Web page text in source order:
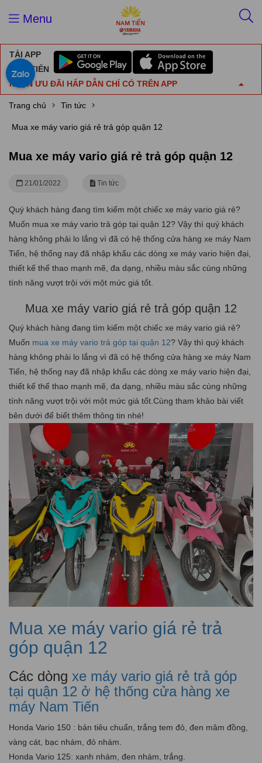
Menu
TẢI APP
NAM TIẾN
NHẬN ƯU ĐÃI HẤP DẪN CHỈ CÓ TRÊN APP
Trang chủ Tin tức
Mua xe máy vario giá rẻ trả góp quận 12
Mua xe máy vario giá rẻ trả góp quận 12
21/01/2022 Tin tức
Quý khách hàng đang tìm kiếm một chiếc xe máy vario giá rẻ?
Muốn mua xe máy vario trả góp tại quận 12? Vậy thì quý khách
hàng không phải lo lắng vì đã có hệ thống cửa hàng xe máy Nam
Tiến, hệ thống nay đã nhập khẩu các dòng xe máy vario hiện đại,
thiết kế thể thao mạnh mẽ, đa dạng, nhiều màu sắc cùng những
tính năng vượt trội với một mức giá tốt.
Mua xe máy vario giá rẻ trả góp quận 12
Quý khách hàng đang tìm kiếm một chiếc xe máy vario giá rẻ?
Muốn mua xe máy vario trả góp tại quận 12? Vậy thì quý khách
hàng không phải lo lắng vì đã có hệ thống cửa hàng xe máy Nam
Tiến, hệ thống nay đã nhập khẩu các dòng xe máy vario hiện đại,
thiết kế thể thao mạnh mẽ, đa dạng, nhiều màu sắc cùng những
tính năng vượt trội với một mức giá tốt.Cùng tham khảo bài viết
bên dưới để biết thêm thông tin nhé!
Mua xe máy vario giá rẻ trả
góp quận 12
Các dòng xe máy vario giá rẻ trả góp
tại quận 12 ở hệ thống cửa hàng xe
máy Nam Tiến
Honda Vario 150 : bản tiêu chuẩn, trắng tem đỏ, đen mâm đồng,
vàng cát, bạc nhám, đỏ nhám.
Honda Vario 125: xanh nhám, đen nhám, trắng.